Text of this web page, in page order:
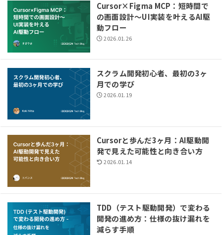
Cursor×Figma MCP：短時間で
の画面設計〜UI実装を叶えるAI駆
動フロー
2026.01.26
スクラム開発初心者、最初の3ヶ
月での学び
2026.01.19
Cursorと歩んだ3ヶ月：AI駆動開
発で見えた可能性と向き合い方
2026.01.14
TDD（テスト駆動開発）で変わる
開発の進め方：仕様の抜け漏れを
減らす手順